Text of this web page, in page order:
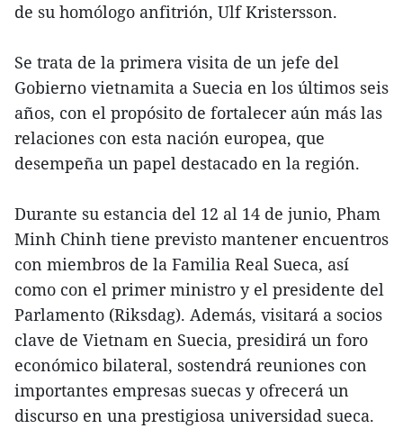
de su homólogo anfitrión, Ulf Kristersson.
Se trata de la primera visita de un jefe del
Gobierno vietnamita a Suecia en los últimos seis
años, con el propósito de fortalecer aún más las
relaciones con esta nación europea, que
desempeña un papel destacado en la región.
Durante su estancia del 12 al 14 de junio, Pham
Minh Chinh tiene previsto mantener encuentros
con miembros de la Familia Real Sueca, así
como con el primer ministro y el presidente del
Parlamento (Riksdag). Además, visitará a socios
clave de Vietnam en Suecia, presidirá un foro
económico bilateral, sostendrá reuniones con
importantes empresas suecas y ofrecerá un
discurso en una prestigiosa universidad sueca.